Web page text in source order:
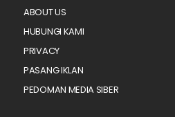
ABOUT US
HUBUNGI KAMI
PRIVACY
PASANG IKLAN
PEDOMAN MEDIA SIBER